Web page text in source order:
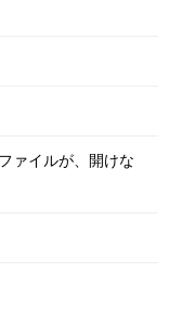
ァイルが、開けな